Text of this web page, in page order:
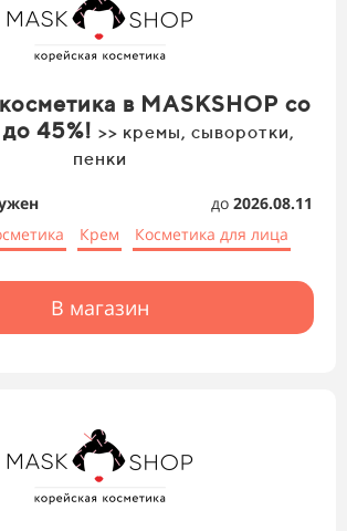
в MASKSHOP со
45%! >> кремы, сыворотки,
пенки
до 2026.08.11
Крем Косметика для лица
В магазин